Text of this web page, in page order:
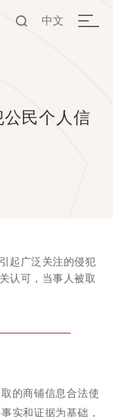
中文
民个人信
起广泛关注的侵犯
认可，当事人被取
的商铺信息合法使
实和证据为基础，